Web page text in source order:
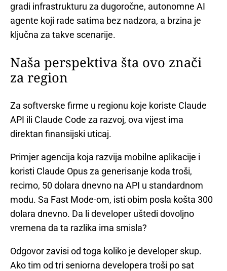
gradi infrastrukturu za dugoročne, autonomne AI
agente koji rade satima bez nadzora, a brzina je
ključna za takve scenarije.
Naša perspektiva šta ovo znači
za region
Za softverske firme u regionu koje koriste Claude
API ili Claude Code za razvoj, ova vijest ima
direktan finansijski uticaj.
Primjer agencija koja razvija mobilne aplikacije i
koristi Claude Opus za generisanje koda troši,
recimo, 50 dolara dnevno na API u standardnom
modu. Sa Fast Mode-om, isti obim posla košta 300
dolara dnevno. Da li developer uštedi dovoljno
vremena da ta razlika ima smisla?
Odgovor zavisi od toga koliko je developer skup.
Ako tim od tri seniorna developera troši po sat